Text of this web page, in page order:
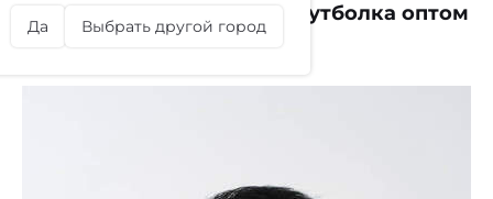
Да Выбрать другой город
Тёмно-зелёная мужская футболка оптом